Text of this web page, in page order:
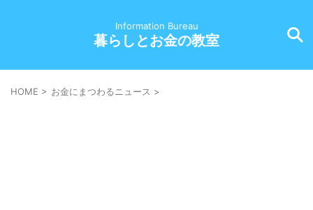
Information Bureau
暮らしとお金の教室
HOME > お金にまつわるニュース >